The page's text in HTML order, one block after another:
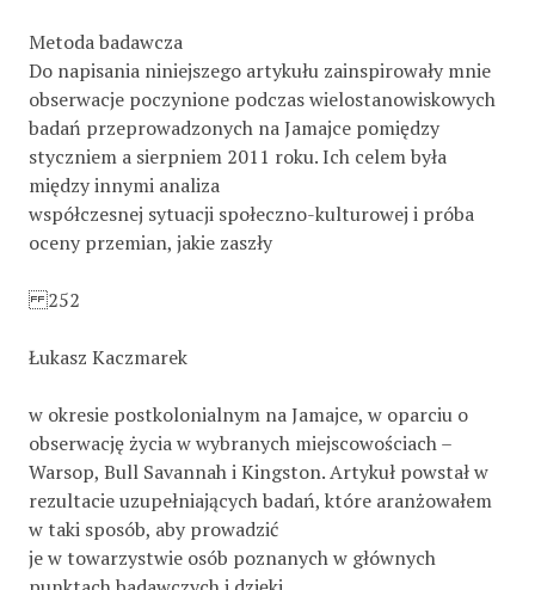
Metoda badawcza
Do napisania niniejszego artykułu zainspirowały mnie
obserwacje poczynione podczas wielostanowiskowych
badań przeprowadzonych na Jamajce pomiędzy
styczniem a sierpniem 2011 roku. Ich celem była
między innymi analiza
współczesnej sytuacji społeczno-kulturowej i próba
oceny przemian, jakie zaszły
252
Łukasz Kaczmarek
w okresie postkolonialnym na Jamajce, w oparciu o
obserwację życia w wybranych miejscowościach –
Warsop, Bull Savannah i Kingston. Artykuł powstał w
rezultacie uzupełniających badań, które aranżowałem
w taki sposób, aby prowadzić
je w towarzystwie osób poznanych w głównych